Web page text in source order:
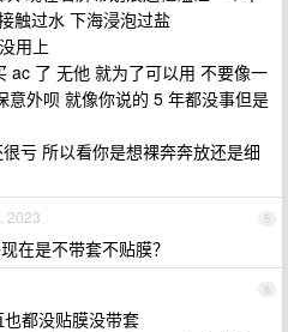
触过水 下海浸泡过盐
用上
ac 了 无他 就为了可以用 不要像一
意外呗 就像你说的 5 年都没事但是
亏 所以看你是想裸奔奔放还是细
5
2023
在是不带套不贴膜？
6
都没贴膜没带套